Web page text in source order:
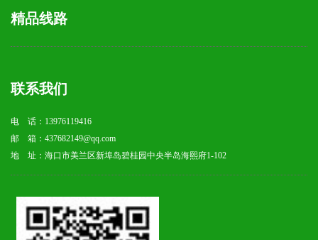
精品线路
联系我们
电 话：13976119416
邮 箱：437682149@qq.com
地 址：海口市美兰区新埠岛碧桂园中央半岛海熙府1-102